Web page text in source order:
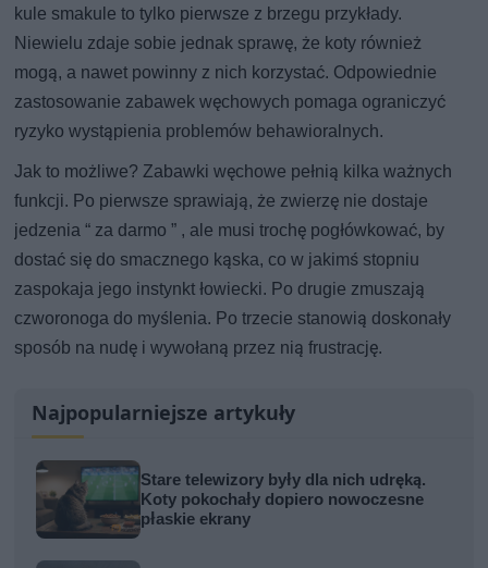
kule smakule to tylko pierwsze z brzegu przykłady.
Niewielu zdaje sobie jednak sprawę, że koty również
mogą, a nawet powinny z nich korzystać. Odpowiednie
zastosowanie zabawek węchowych pomaga ograniczyć
ryzyko wystąpienia problemów behawioralnych.
Jak to możliwe? Zabawki węchowe pełnią kilka ważnych
funkcji. Po pierwsze sprawiają, że zwierzę nie dostaje
jedzenia “ za darmo ” , ale musi trochę pogłówkować, by
dostać się do smacznego kąska, co w jakimś stopniu
zaspokaja jego instynkt łowiecki. Po drugie zmuszają
czworonoga do myślenia. Po trzecie stanowią doskonały
sposób na nudę i wywołaną przez nią frustrację.
Najpopularniejsze artykuły
Stare telewizory były dla nich udręką.
Koty pokochały dopiero nowoczesne
płaskie ekrany